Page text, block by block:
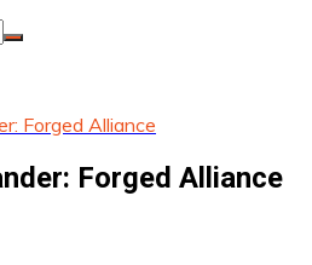
Forged Alliance
Forged Alliance